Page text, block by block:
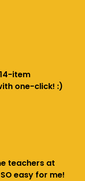
item
one-click! :)
teachers at
easy for me!